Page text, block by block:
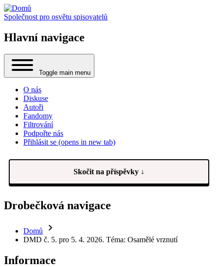
Společnost pro osvětu spisovatelů
Hlavní navigace
Toggle main menu
O nás
Diskuse
Autoři
Fandomy
Filtrování
Podpořte nás
Přihlásit se (opens in new tab)
Skočit na příspěvky ↓
Drobečková navigace
Domů
DMD č. 5. pro 5. 4. 2026. Téma: Osamělé vrznutí
Informace